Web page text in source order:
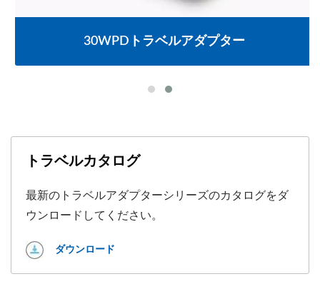
30WPDトラベルアダプター
トラベルカタログ
最新のトラベルアダプターシリーズのカタログをダ
ウンロードしてください。
ダウンロード